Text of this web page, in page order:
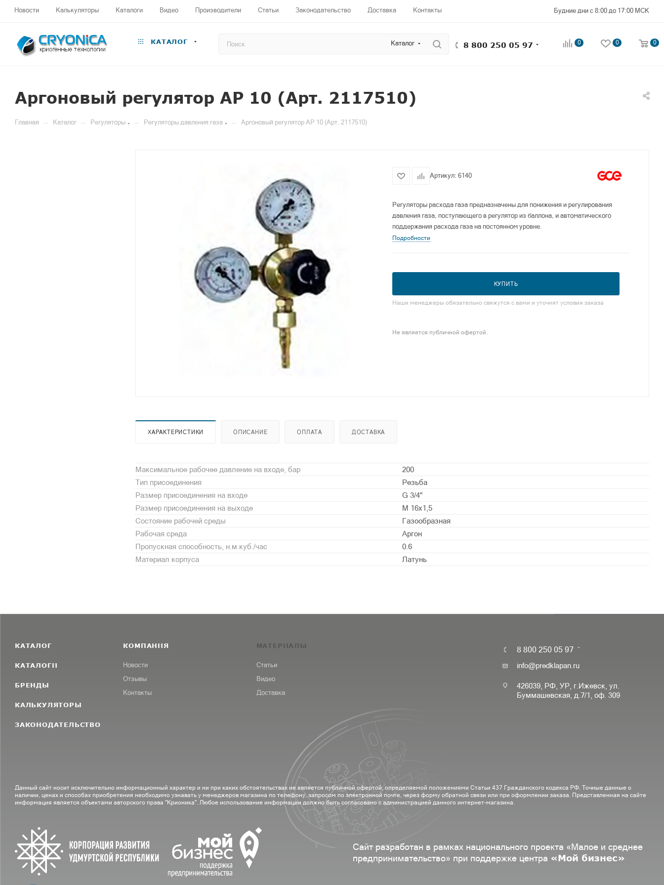
Новости Калькуляторы Каталоги Видео Производители Статьи Законодательство Доставка Контакты Будние дни с 8:00 до 17:00 МСК
КАТАЛОГ Каталог 8 800 250 05 97 0 0 0
Аргоновый регулятор АР 10 (Арт. 2117510)
Главная — Каталог — Регуляторы — Регуляторы давления газа — Аргоновый регулятор АР 10 (Арт. 2117510)
Артикул: 6140
Регуляторы расхода газа предназначены для понижения и регулирования
давления газа, поступающего в регулятор из баллона, и автоматического
поддержания расхода газа на постоянном уровне.
Подробности
КУПИТЬ
Наши менеджеры обязательно свяжутся с вами и уточнят условия заказа
Не является публичной офертой.
ХАРАКТЕРИСТИКИ ОПИСАНИЕ ОПЛАТА ДОСТАВКА
Максимальное рабочее давление на входе, бар
200
Тип присоединения
Резьба
Размер присоединения на входе
G 3/4"
Размер присоединения на выходе
М 16х1,5
Состояние рабочей среды
Газообразная
Рабочая среда
Аргон
Пропускная способность, н.м.куб./час
0.6
Материал корпуса
Латунь
КАТАЛОГ
КАТАЛОГИ
БРЕНДЫ
КАЛЬКУЛЯТОРЫ
ЗАКОНОДАТЕЛЬСТВО
КОМПАНИЯ
Новости
Отзывы
Контакты
МАТЕРИАЛЫ
Статьи
Видео
Доставка
8 800 250 05 97
info@predklapan.ru
426039, РФ, УР, г.Ижевск, ул.
Буммашевская, д.7/1, оф. 309
Данный сайт носит исключительно информационный характер и ни при каких обстоятельствах не является публичной офертой, определяемой положениями Статьи 437 Гражданского кодекса РФ. Точные данные о
наличии, ценах и способах приобретения необходимо узнавать у менеджеров магазина по телефону, запросом по электронной почте, через форму обратной связи или при оформлении заказа. Представленная на сайте
информация является объектами авторского права "Крионика". Любое использование информации должно быть согласовано с администрацией данного интернет-магазина.
Сайт разработан в рамках национального проекта «Малое и среднее
предпринимательство» при поддержке центра «Мой бизнес»